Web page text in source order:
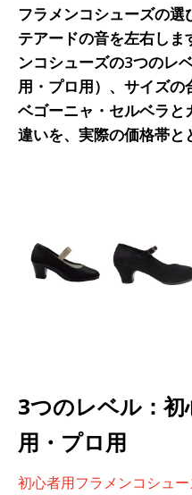
フラメンコシューズの選
テアードの音を左右しま
ンコシューズの3つのレ
用・プロ用）、サイズ
ベゴーニャ・セルベラ
違いを、実際の価格帯と
3つのレベル：初
用・プロ用
初心者用フラメンコシュ